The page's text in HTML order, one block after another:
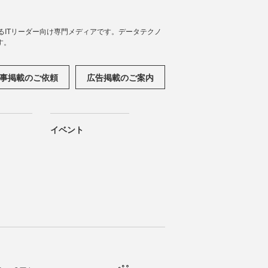
リーダー向け専門メディアです。データテクノ
掲載のご依頼 広告掲載のご案内
イベント